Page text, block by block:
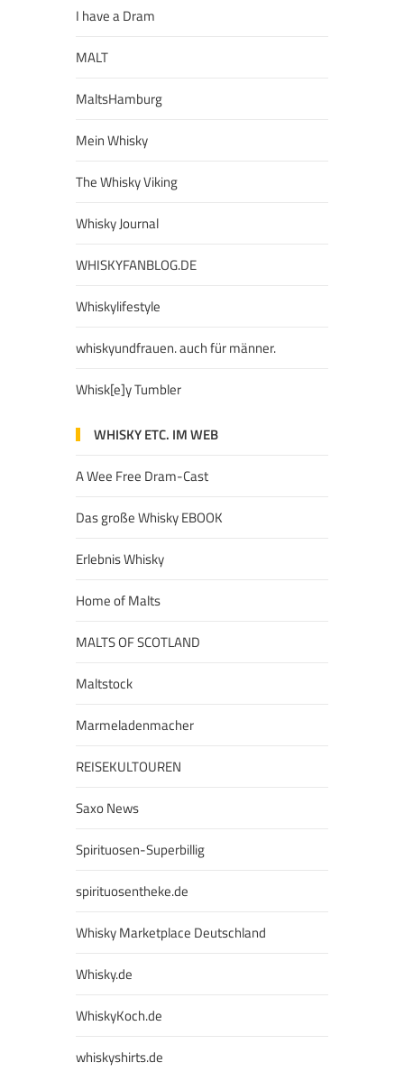
I have a Dram
MALT
MaltsHamburg
Mein Whisky
The Whisky Viking
Whisky Journal
WHISKYFANBLOG.DE
Whiskylifestyle
whiskyundfrauen. auch für männer.
Whisk[e]y Tumbler
WHISKY ETC. IM WEB
A Wee Free Dram-Cast
Das große Whisky EBOOK
Erlebnis Whisky
Home of Malts
MALTS OF SCOTLAND
Maltstock
Marmeladenmacher
REISEKULTOUREN
Saxo News
Spirituosen-Superbillig
spirituosentheke.de
Whisky Marketplace Deutschland
Whisky.de
WhiskyKoch.de
whiskyshirts.de